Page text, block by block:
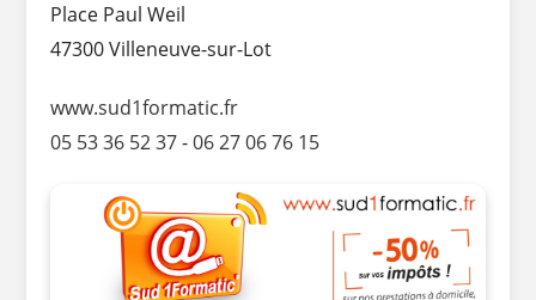
Place Paul Weil
47300 Villeneuve-sur-Lot
www.sud1formatic.fr
05 53 36 52 37-06 27 06 76 15